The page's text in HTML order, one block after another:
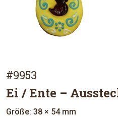
#9953
Ei / Ente –
Größe: 38 × 54 mm